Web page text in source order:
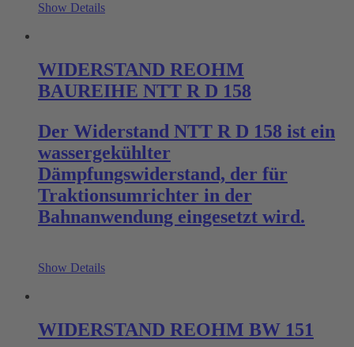
Show Details
WIDERSTAND REOHM
BAUREIHE NTT R D 158
Der Widerstand NTT R D 158 ist ein
wassergekühlter
Dämpfungswiderstand, der für
Traktionsumrichter in der
Bahnanwendung eingesetzt wird.
Show Details
WIDERSTAND REOHM BW 151